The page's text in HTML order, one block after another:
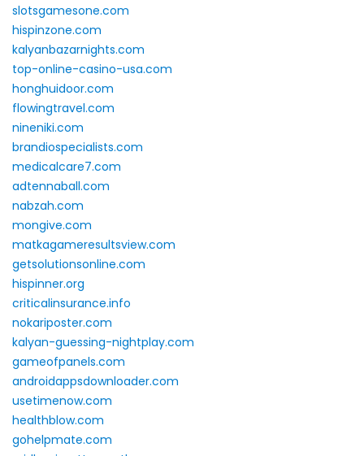
slotsgamesone.com
hispinzone.com
kalyanbazarnights.com
top-online-casino-usa.com
honghuidoor.com
flowingtravel.com
nineniki.com
brandiospecialists.com
medicalcare7.com
adtennaball.com
nabzah.com
mongive.com
matkagameresultsview.com
getsolutionsonline.com
hispinner.org
criticalinsurance.info
nokariposter.com
kalyan-guessing-nightplay.com
gameofpanels.com
androidappsdownloader.com
usetimenow.com
healthblow.com
gohelpmate.com